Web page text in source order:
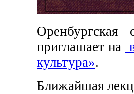
приглашает на
культура».
Ближайшая